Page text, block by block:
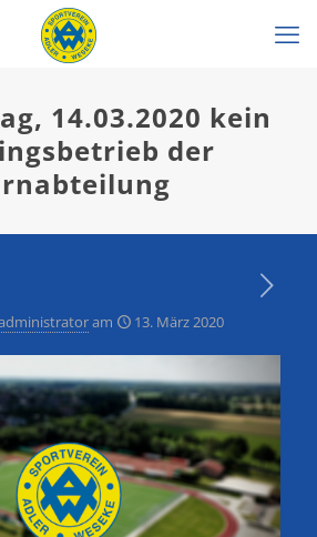
14.03.2020 kein
der
am 13. März 2020